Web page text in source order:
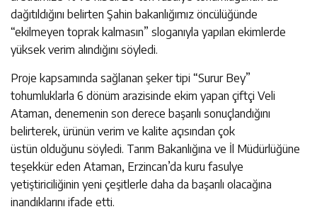
dağıtıldığını belirten Şahin bakanlığımız öncülüğünde
“ekilmeyen toprak kalmasın” sloganıyla yapılan ekimlerde
yüksek verim alındığını söyledi.
Proje kapsamında sağlanan şeker tipi “Surur Bey”
tohumluklarla 6 dönüm arazisinde ekim yapan çiftçi Veli
Ataman, denemenin son derece başarılı sonuçlandığını
belirterek, ürünün verim ve kalite açısından çok
üstün olduğunu söyledi. Tarım Bakanlığına ve İl Müdürlüğüne
teşekkür eden Ataman, Erzincan’da kuru fasulye
yetiştiriciliğinin yeni çeşitlerle daha da başarılı olacağına
inandıklarını ifade etti.